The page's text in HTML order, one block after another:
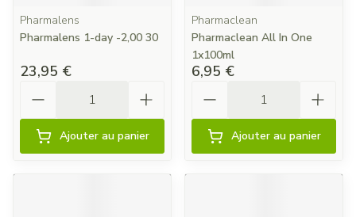
Pharmalens
Pharmalens 1-day -2,00 30
23,95 €
Ajouter au panier
Pharmaclean
Pharmaclean All In One
1x100ml
6,95 €
Ajouter au panier